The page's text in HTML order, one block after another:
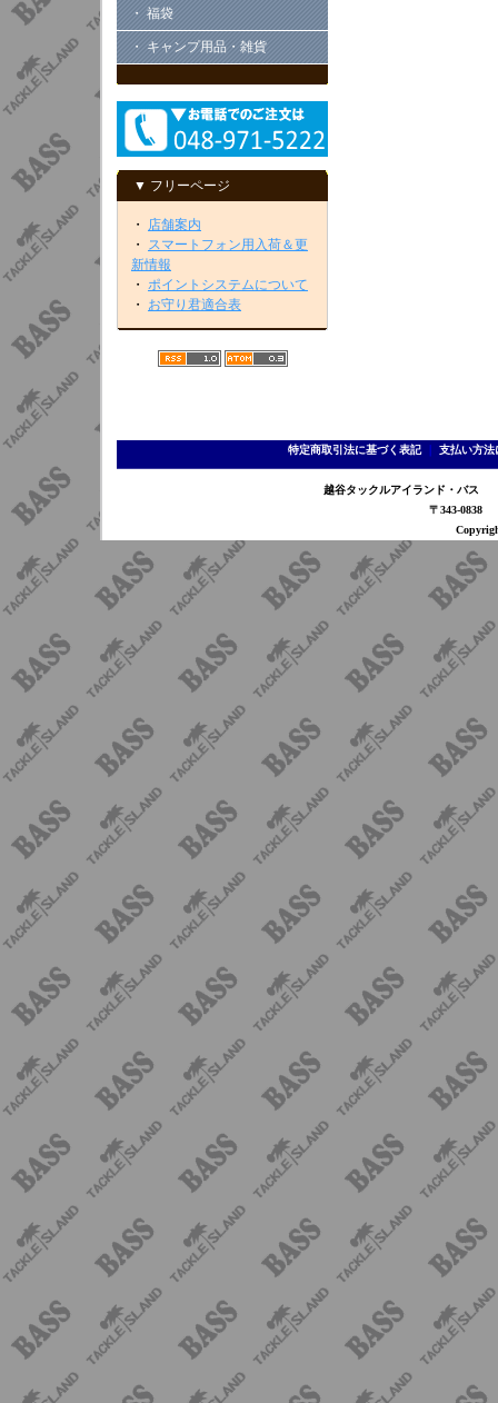
・ 福袋
・ キャンプ用品・雑貨
▼ フリーページ
・ 店舗案内
・ スマートフォン用入荷＆更
新情報
・ ポイントシステムについて
・ お守り君適合表
特定商取引法に基づく表記｜ 支払い方法
越谷タックルアイランド・バ
〒343-0838